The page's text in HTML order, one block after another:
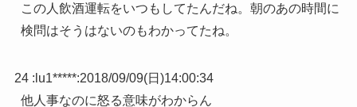
この人飲酒運転をいつもしてたんだね。朝のあの時間に
検問はそうはないのもわかってたね。
24 : lu1*****:2018/09/09(日)14:00:34
他人事なのに怒る意味がわからん